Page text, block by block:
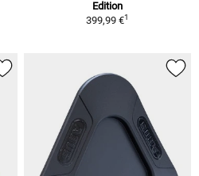
Edition
399,99 €1